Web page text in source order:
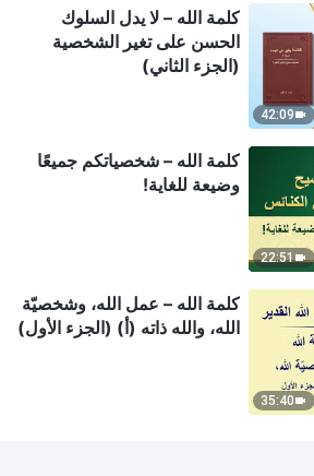
42:09
كلمة الله – لا يدل السلوك
الحسن على تغير الشخصية
(الجزء الثاني)
22:51
كلمة الله – شخصياتكم جميعًا
وضيعة للغاية!
35:40
كلمة الله – عمل الله، وشخصيّة
الله، والله ذاته (أ) (الجزء الأول)